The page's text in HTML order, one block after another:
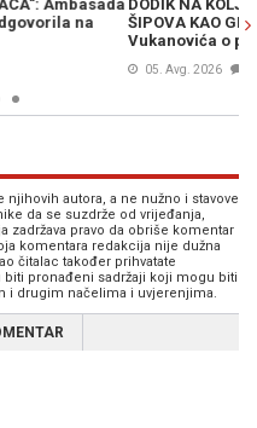
OPOZICIJE I ZMAJ OD
analiza Nebojše
njihovih autora, a ne nužno i stavove
da se suzdrže od vrijeđanja,
zadržava pravo da obriše komentar
komentara redakcija nije dužna
čitalac također prihvatate
pronađeni sadržaji koji mogu biti
i drugim načelima i uvjerenjima.